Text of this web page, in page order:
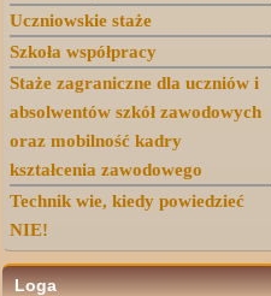
Uczniowskie staże
Szkoła współpracy
Staże zagraniczne dla uczniów i
absolwentów szkół zawodowych
oraz mobilność kadry
kształcenia zawodowego
Technik wie, kiedy powiedzieć
NIE!
Loga